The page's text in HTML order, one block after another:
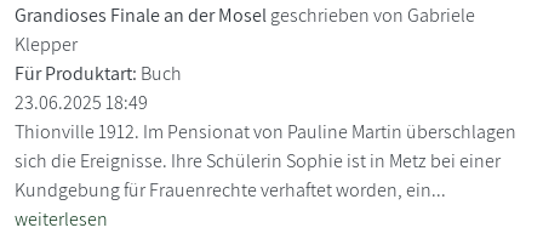
Grandioses Finale an der Moselgeschrieben von Gabriele
Klepper
Für Produktart: Buch
23.06.2025 18:49
Thionville 1912. Im Pensionat von Pauline Martin überschlagen
sich die Ereignisse. Ihre Schülerin Sophie ist in Metz bei einer
Kundgebung für Frauenrechte verhaftet worden, ein...
weiterlesen